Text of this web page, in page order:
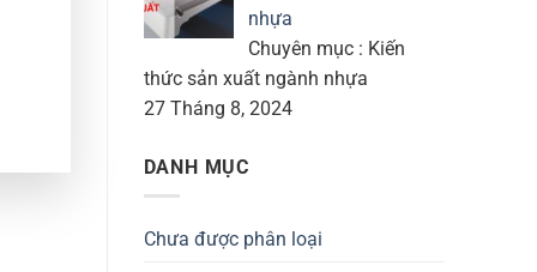
nhựa
Chuyên mục : Kiến
thức sản xuất ngành nhựa
27 Tháng 8, 2024
DANH MỤC
Chưa được phân loại